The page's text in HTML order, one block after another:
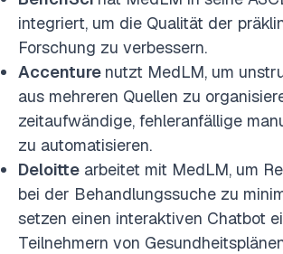
integriert, um die Qualität der
Forschung zu verbessern.
Accenture nutzt MedLM, um
aus mehreren Quellen zu
zeitaufwändige, fehleranfällige
zu automatisieren.
Deloitte arbeitet mit MedLM, um
bei der Behandlungssuche zu
setzen einen interaktiven Chatbot
Teilnehmern von